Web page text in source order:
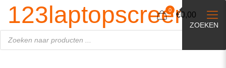
123laptopscreen.nl
zoeken
ZOEKEN
0
€0,00